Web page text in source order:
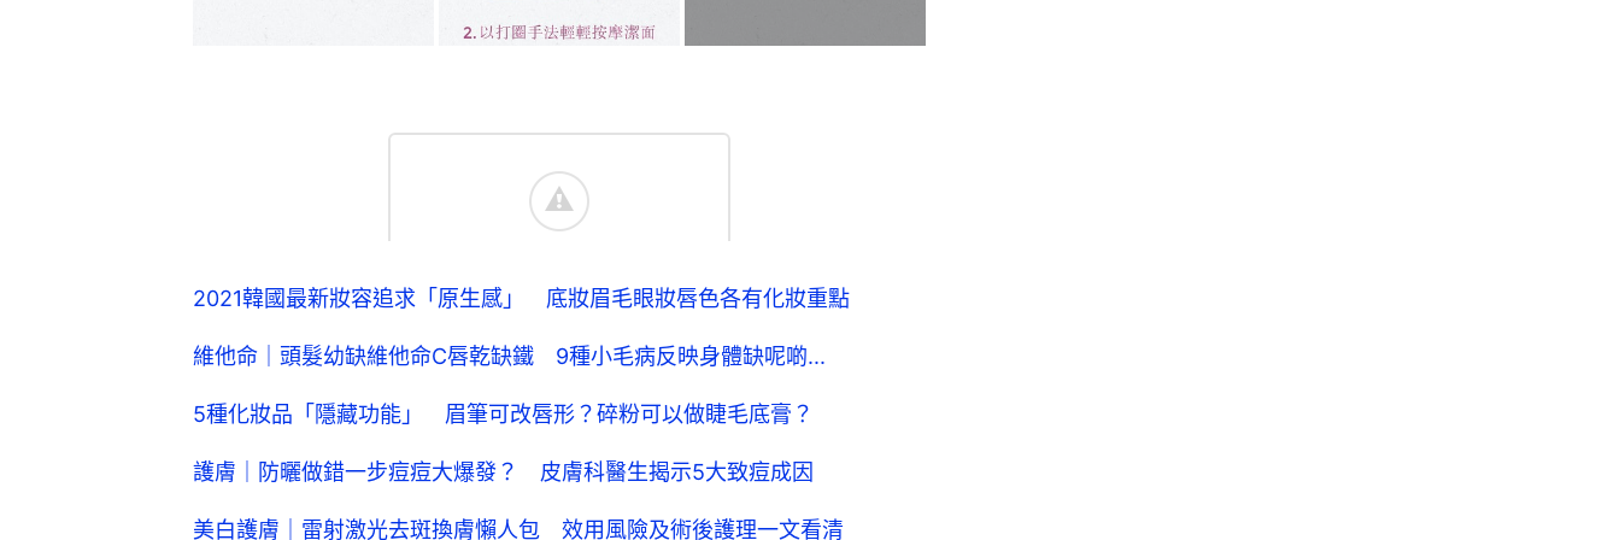
2021韓國最新妝容追求「原生感」 底妝眉毛眼妝唇色各有化妝重點
維他命｜頭髮幼缺維他命C唇乾缺鐵 9種小毛病反映身體缺呢啲...
5種化妝品「隱藏功能」 眉筆可改唇形？碎粉可以做睫毛底膏？
護膚｜防曬做錯一步痘痘大爆發？ 皮膚科醫生揭示5大致痘成因
美白護膚｜雷射激光去斑換膚懶人包 效用風險及術後護理一文看清